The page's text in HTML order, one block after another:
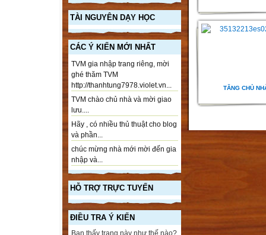
TÀI NGUYÊN DẠY HỌC
CÁC Ý KIẾN MỚI NHẤT
TVM gia nhập trang riêng, mời
ghé thăm TVM
http://thanhtung7978.violet.vn...
TVM chào chủ nhà và mời giao
lưu....
Hãy , có nhiều thủ thuật cho blog
và phần...
chúc mừng nhà mới mời đến gia
nhập và...
HỖ TRỢ TRỰC TUYẾN
ĐIỀU TRA Ý KIẾN
Bạn thấy trang này như thế nào?
TĂNG CHỦ